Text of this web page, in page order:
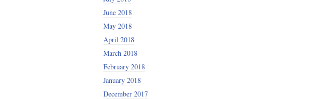
June 2018
May 2018
April 2018
March 2018
February 2018
January 2018
December 2017